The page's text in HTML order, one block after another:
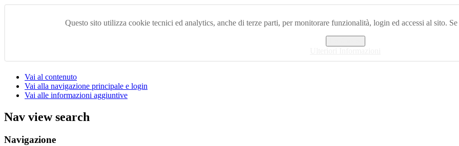
Questo sito utilizza cookie tecnici ed analytics, anche di terze parti, per monitorare funzionalità, login ed accessi al sito.
Vai al contenuto
Vai alla navigazione principale e login
Vai alle informazioni aggiuntive
Nav view search
Navigazione